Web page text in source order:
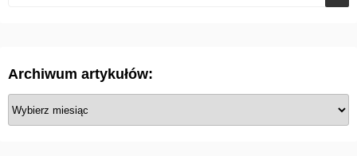
Archiwum artykułów:
A
r